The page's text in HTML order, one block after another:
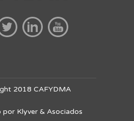
2018 CAFYDMA
por Klyver & Asociados